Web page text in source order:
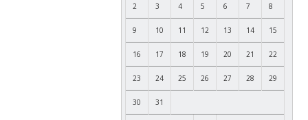
2 3 4 5 6 7 8
9 10 11 12 13 14 15
16 17 18 19 20 21 22
23 24 25 26 27 28 29
30 31